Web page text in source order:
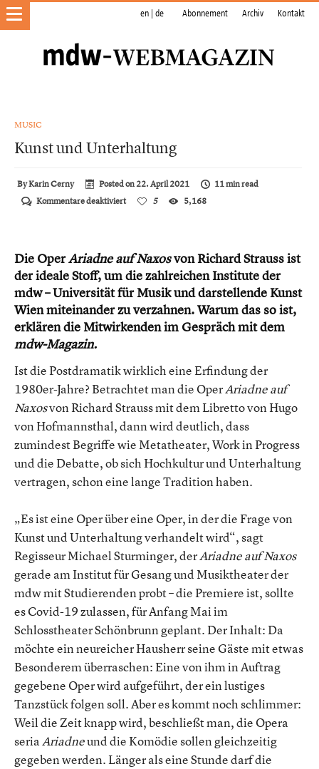
en de Abonnement Archiv Kontakt
MUSIC
Kunst und Unterhaltung
ByKarin Cerny Posted on22. April 2021
11 min read
Kommentare deaktiviertfür
5 5,168
Die OperAriadne auf Naxosvon Richard Strauss ist
der ideale Stoff, um die zahlreichen Institute der
mdw – Universität für Musik und darstellende Kunst
Wien miteinander zu verzahnen. Warum das so ist,
erklären die Mitwirkenden im Gespräch mit dem
mdw-Magazin.
Ist die Postdramatik wirklich eine Erfindung der
1980er-Jahre? Betrachtet man die OperAriadne auf
Naxosvon Richard Strauss mit dem Libretto von Hugo
von Hofmannsthal, dann wird deutlich, dass
zumindest Begriffe wie Metatheater, Work in Progress
und die Debatte, ob sich Hochkultur und Unterhaltung
vertragen, schon eine lange Tradition haben.
„Es ist eine Oper über eine Oper, in der die Frage von
Kunst und Unterhaltung verhandelt wird“, sagt
Regisseur Michael Sturminger, derAriadne auf Naxos
gerade am Institut für Gesang und Musiktheater der
mdw mit Studierenden probt – die Premiere ist, sollte
es Covid-19 zulassen, für Anfang Mai im
Schlosstheater Schönbrunn geplant. Der Inhalt: Da
möchte ein neureicher Hausherr seine Gäste mit etwas
Besonderem überraschen: Eine von ihm in Auftrag
gegebene Oper wird aufgeführt, der ein lustiges
Tanzstück folgen soll. Aber es kommt noch schlimmer:
Weil die Zeit knapp wird, beschließt man, die Opera
seriaAriadneund die Komödie sollen gleichzeitig
gegeben werden. Länger als eine Stunde darf die